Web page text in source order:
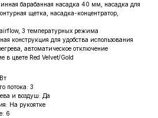
барабанная насадка 40 мм, насадка для
щетка, насадка-концентратор,
airflow, 3 температурных режима
конструкция для удобства использования
автоматическое отключение
в цвете Red Velvet/Gold
потока: 3
и воздуш: Да
На рукоятке
6